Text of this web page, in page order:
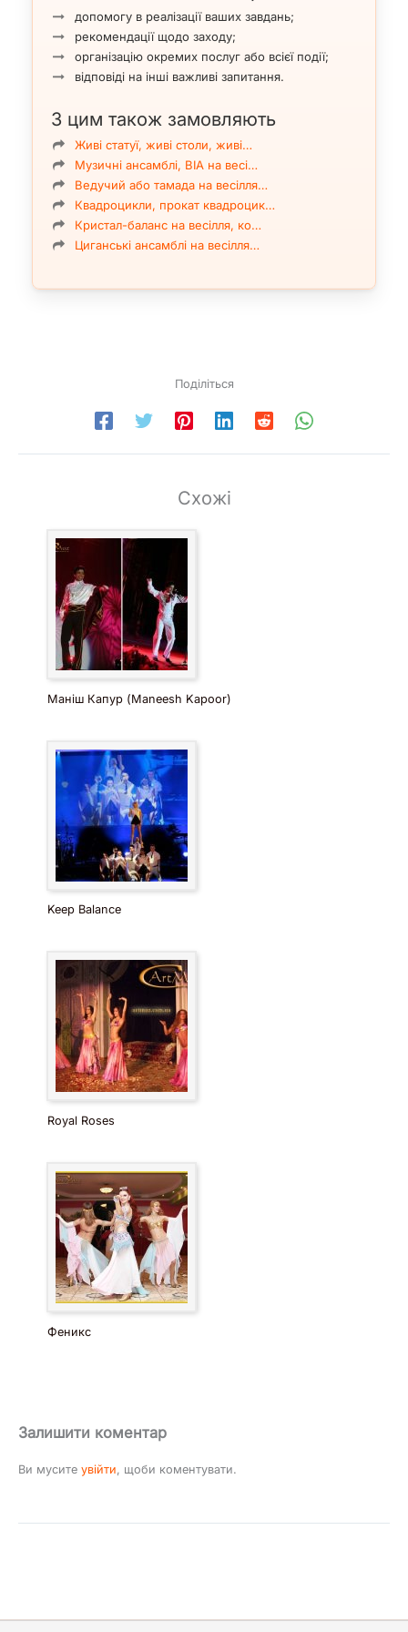
Go-Go та тематична анімація
Яскраві танцівниці Go-Go підтримують атмосферу
танцполу, працюють в інтерактиві з гостями та DJ.
Підходять для нічних клубів, дискотек, приватних
Також можлива анімація-хостес — зустріч гостей в
образах (східні принцеси, янголи, стюардеси тощо) та
участь у фото/відео сесіях.
Робота з іншими артистами
Колектив регулярно виступає разом із співаками,
музикантами, DJ, шоуменами та вокальними проєктами.
роблячи його видовищнішим.
області, можливі виїзди по Україні. Шоу-балет можна
Дні народження та ювілеї
Виступи у ресторанах, барах, на open-air заходах
Також SLAVADANCE чудово впишеться у формат
тімбілдингів або event-презентацій, де потрібна
танцювальна енергія та візуальне оформлення.
Відео та фото
костюмів і приклади виступів
доступні за запитом. Замовте яскраве шоу вже сьогодні
на вашому святі.
допомогу в реалізації ваших завдань;
рекомендації щодо заходу;
організацію окремих послуг або всієї події;
відповіді на інші важливі запитання.
З цим також замовляють
Живі статуї, живі столи, живі…
Музичні ансамблі, ВІА на весі…
Ведучий або тамада на весілля…
Квадроцикли, прокат квадроцик…
Кристал-баланс на весілля, ко…
Циганські ансамблі на весілля…
Поділіться
Схожі
Маніш Капур (Maneesh Kapoor)
Keep Balance
Royal Roses
Феникс
Залишити коментар
Ви мусите увійти, щоби коментувати.